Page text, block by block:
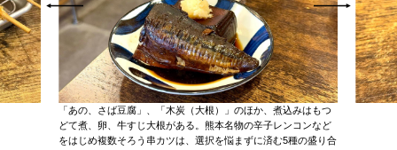
「あの、さば豆腐」、「木炭（大根）」のほか、煮込みはもつ
どて煮、卵、牛すじ大根がある。熊本名物の辛子レンコンなど
をはじめ複数そろう串カツは、選択を悩まずに済む5種の盛り合